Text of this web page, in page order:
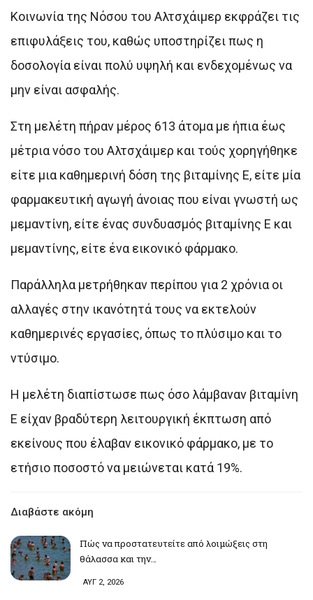
Κοινωνία της Νόσου του Αλτσχάιμερ εκφράζει τις
επιφυλάξεις του, καθώς υποστηρίζει πως η
δοσολογία είναι πολύ υψηλή και ενδεχομένως να
μην είναι ασφαλής.
Στη μελέτη πήραν μέρος 613 άτομα με ήπια έως
μέτρια νόσο του Αλτσχάιμερ και τούς χορηγήθηκε
είτε μια καθημερινή δόση της βιταμίνης Ε, είτε μία
φαρμακευτική αγωγή άνοιας που είναι γνωστή ως
μεμαντίνη, είτε ένας συνδυασμός βιταμίνης Ε και
μεμαντίνης, είτε ένα εικονικό φάρμακο.
Παράλληλα μετρήθηκαν περίπου για 2 χρόνια οι
αλλαγές στην ικανότητά τους να εκτελούν
καθημερινές εργασίες, όπως το πλύσιμο και το
ντύσιμο.
Η μελέτη διαπίστωσε πως όσο λάμβαναν βιταμίνη
Ε είχαν βραδύτερη λειτουργική έκπτωση από
εκείνους που έλαβαν εικονικό φάρμακο, με το
ετήσιο ποσοστό να μειώνεται κατά 19%.
Διαβάστε ακόμη
Πώς να προστατευτείτε από λοιμώξεις στη
θάλασσα και την…
ΑΥΓ 2, 2026